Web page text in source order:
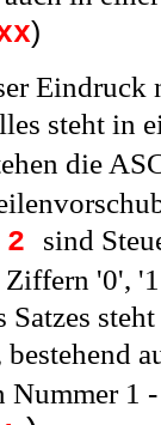
)
Eindruck
steht in
die
2
sind
Ziffern '0',
Satzes
bestehend
Nummer 1